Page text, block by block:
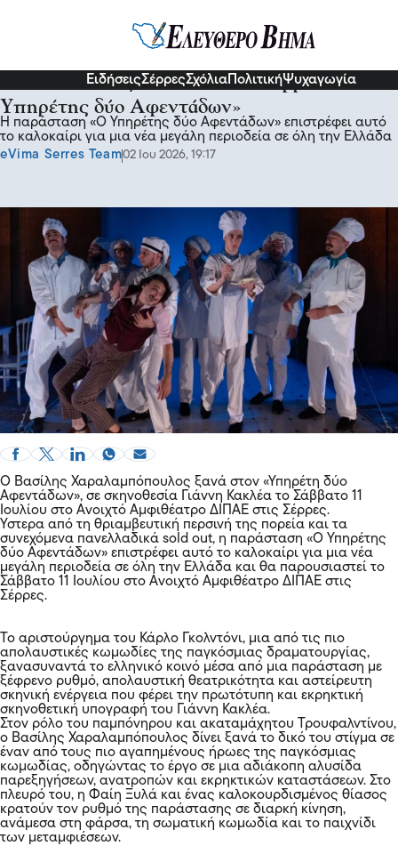
ΕιδήσειςΣέρρεςΣχόλια ΠολιτικήΨυχαγωγία
Το Σάββατο 11/7 στο ΔΙΠΑΕ Σερρών- «Ο
Υπηρέτης δύο Αφεντάδων»
Η παράσταση «Ο Υπηρέτης δύο Αφεντάδων» επιστρέφει αυτό
το καλοκαίρι για μια νέα μεγάλη περιοδεία σε όλη την Ελλάδα
eVima Serres Team02 Ιου 2026, 19:17
Ο Βασίλης Χαραλαμπόπουλος ξανά στον «Υπηρέτη δύο
Αφεντάδων», σε σκηνοθεσία Γιάννη Κακλέα το Σάββατο 11
Ιουλίου στο Ανοιχτό Αμφιθέατρο ΔΙΠΑΕ στις Σέρρες.
Ύστερα από τη θριαμβευτική περσινή της πορεία και τα
συνεχόμενα πανελλαδικά sold out, η παράσταση «Ο Υπηρέτης
δύο Αφεντάδων» επιστρέφει αυτό το καλοκαίρι για μια νέα
μεγάλη περιοδεία σε όλη την Ελλάδα και θα παρουσιαστεί το
Σάββατο 11 Ιουλίου στο Ανοιχτό Αμφιθέατρο ΔΙΠΑΕ στις
Σέρρες.
Το αριστούργημα του Κάρλο Γκολντόνι, μια από τις πιο
απολαυστικές κωμωδίες της παγκόσμιας δραματουργίας,
ξανασυναντά το ελληνικό κοινό μέσα από μια παράσταση με
ξέφρενο ρυθμό, απολαυστική θεατρικότητα και αστείρευτη
σκηνική ενέργεια που φέρει την πρωτότυπη και εκρηκτική
σκηνοθετική υπογραφή του Γιάννη Κακλέα.
Στον ρόλο του παμπόνηρου και ακαταμάχητου Τρουφαλντίνου,
ο Βασίλης Χαραλαμπόπουλος δίνει ξανά το δικό του στίγμα σε
έναν από τους πιο αγαπημένους ήρωες της παγκόσμιας
κωμωδίας, οδηγώντας το έργο σε μια αδιάκοπη αλυσίδα
παρεξηγήσεων, ανατροπών και εκρηκτικών καταστάσεων. Στο
πλευρό του, η Φαίη Ξυλά και ένας καλοκουρδισμένος θίασος
κρατούν τον ρυθμό της παράστασης σε διαρκή κίνηση,
ανάμεσα στη φάρσα, τη σωματική κωμωδία και το παιχνίδι
των μεταμφιέσεων.